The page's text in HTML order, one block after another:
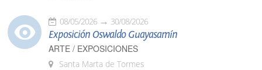
08/05/2026 30/08/2026
Exposición Oswaldo Guayasamín
ARTE / EXPOSICIONES
Santa Marta de Tormes